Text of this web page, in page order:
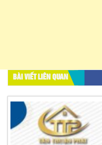
BÀI VIẾT LIÊN QUAN